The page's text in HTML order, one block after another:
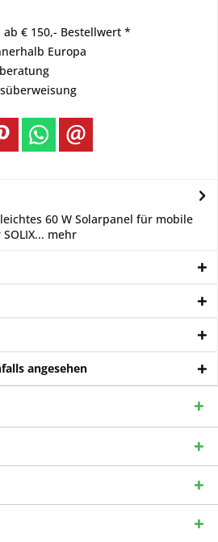
€ 150,- Bestellwert *
Europa
60 W Solarpanel für mobile
mehr
angesehen